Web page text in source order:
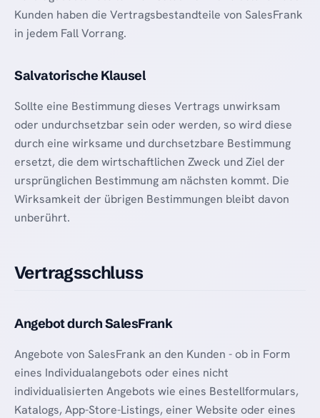
Kunden haben die Vertragsbestandteile von SalesFrank
in jedem Fall Vorrang.
Salvatorische Klausel
Sollte eine Bestimmung dieses Vertrags unwirksam
oder undurchsetzbar sein oder werden, so wird diese
durch eine wirksame und durchsetzbare Bestimmung
ersetzt, die dem wirtschaftlichen Zweck und Ziel der
ursprünglichen Bestimmung am nächsten kommt. Die
Wirksamkeit der übrigen Bestimmungen bleibt davon
unberührt.
Vertragsschluss
Angebot durch SalesFrank
Angebote von SalesFrank an den Kunden - ob in Form
eines Individualangebots oder eines nicht
individualisierten Angebots wie eines Bestellformulars,
Katalogs, App-Store-Listings, einer Website oder eines